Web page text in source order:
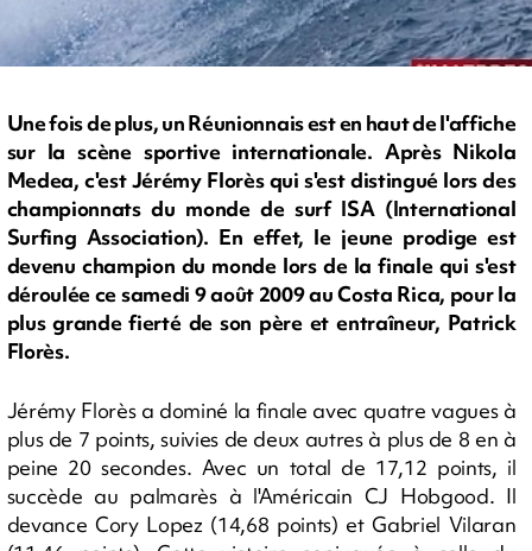
Une fois de plus, un Réunionnais est en haut de l'affiche
sur la scène sportive internationale. Après Nikola
Medea, c'est Jérémy Florès qui s'est distingué lors des
championnats du monde de surf ISA (International
Surfing Association). En effet, le jeune prodige est
devenu champion du monde lors de la finale qui s'est
déroulée ce samedi 9 août 2009 au Costa Rica, pour la
plus grande fierté de son père et entraîneur, Patrick
Florès.
Jérémy Florès a dominé la finale avec quatre vagues à
plus de 7 points, suivies de deux autres à plus de 8 en à
peine 20 secondes. Avec un total de 17,12 points, il
succède au palmarès à l'Américain CJ Hobgood. Il
devance Cory Lopez (14,68 points) et Gabriel Vilaran